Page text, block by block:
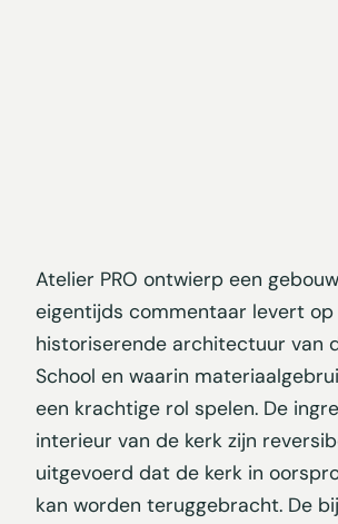
Atelier PRO ontwierp een
eigentijds commentaar levert op
historiserende architectuur van
School en waarin
een krachtige rol spelen. De
interieur van de kerk zijn
uitgevoerd dat de kerk in
kan worden teruggebracht. De